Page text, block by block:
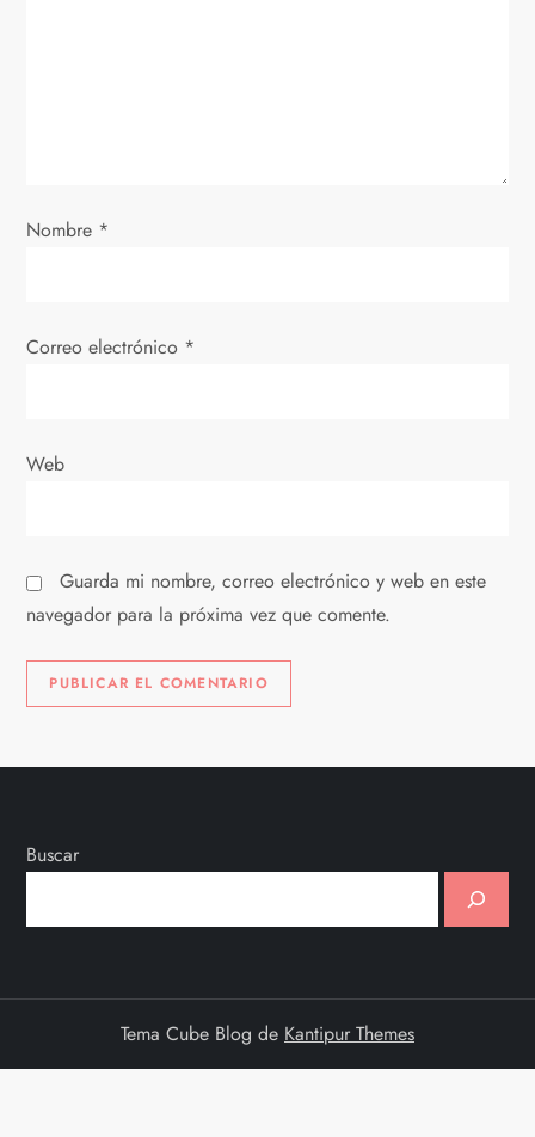
e
t
a
a
s
Nombre *
Correo electrónico *
Web
Guarda mi nombre, correo electrónico y web en este
navegador para la próxima vez que comente.
Buscar
Tema Cube Blog de Kantipur Themes